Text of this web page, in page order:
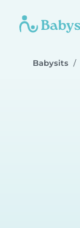
Babysits